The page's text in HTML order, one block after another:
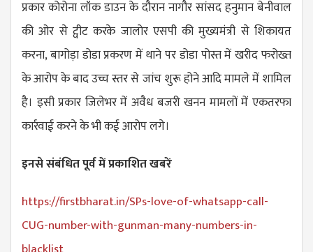
प्रकार कोरोना लॉक डाउन के दौरान नागौर सांसद हनुमान बेनीवाल
की ओर से ट्वीट करके जालोर एसपी की मुख्यमंत्री से शिकायत
करना, बागोड़ा डोडा प्रकरण में थाने पर डोडा पोस्त में खरीद फरोख्त
के आरोप के बाद उच्च स्तर से जांच शुरू होने आदि मामले में शामिल
है। इसी प्रकार जिलेभर में अवैध बजरी खनन मामलों में एकतरफा
कार्रवाई करने के भी कई आरोप लगे।
इनसे संबंधित पूर्व में प्रकाशित खबरें
https://firstbharat.in/SPs-love-of-whatsapp-call-
CUG-number-with-gunman-many-numbers-in-